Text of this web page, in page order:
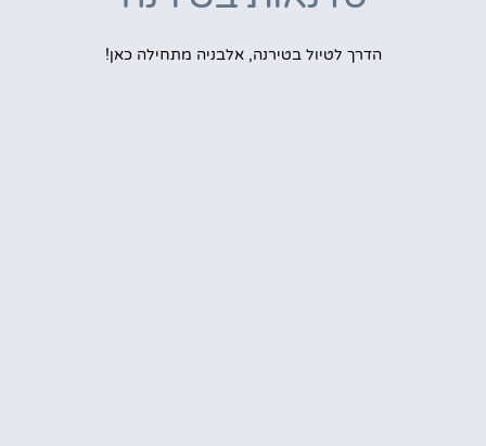
הדרך לטיול בטירנה, אלבניה מתחילה כאן!